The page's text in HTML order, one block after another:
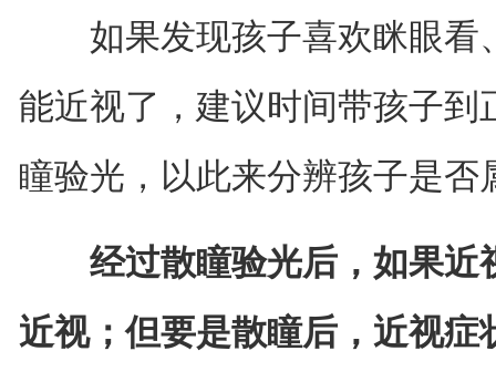
如果发现孩子喜欢眯眼看
能近视了，建议时间带孩子
瞳验光，以此来分辨孩子是否
经过散瞳验光后，如果近
近视；但要是散瞳后，近视